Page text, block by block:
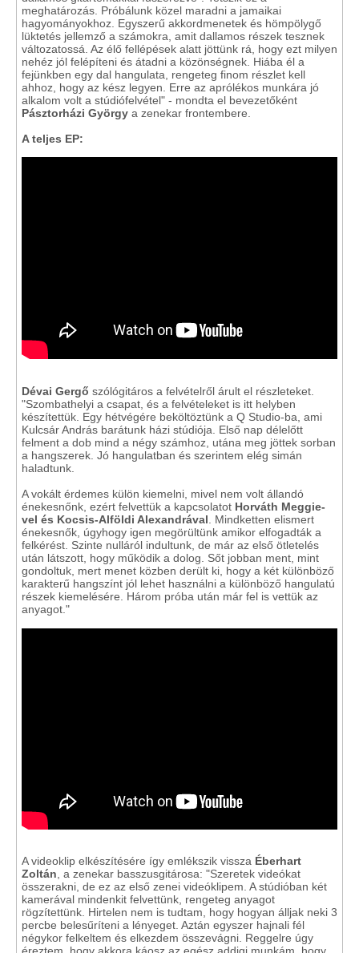
meghatározás. Próbálunk közel maradni a jamaikai
hagyományokhoz. Egyszerű akkordmenetek és hömpölygő
lüktetés jellemző a számokra, amit dallamos részek tesznek
változatossá. Az élő fellépések alatt jöttünk rá, hogy ezt milyen
nehéz jól felépíteni és átadni a közönségnek. Hiába él a
fejünkben egy dal hangulata, rengeteg finom részlet kell
ahhoz, hogy az kész legyen. Erre az aprólékos munkára jó
alkalom volt a stúdiófelvétel" - mondta el bevezetőként
Pásztorházi György a zenekar frontembere.
A teljes EP:
Dévai Gergő szólógitáros a felvételről árult el részleteket.
"Szombathelyi a csapat, és a felvételeket is itt helyben
készítettük. Egy hétvégére beköltöztünk a Q Studio-ba, ami
Kulcsár András barátunk házi stúdiója. Első nap délelőtt
felment a dob mind a négy számhoz, utána meg jöttek sorban
a hangszerek. Jó hangulatban és szerintem elég simán
haladtunk.
A vokált érdemes külön kiemelni, mivel nem volt állandó
énekesnőnk, ezért felvettük a kapcsolatot Horváth Meggie-
vel és Kocsis-Alföldi Alexandrával . Mindketten elismert
énekesnők, úgyhogy igen megörültünk amikor elfogadták a
felkérést. Szinte nulláról indultunk, de már az első ötletelés
után látszott, hogy működik a dolog. Sőt jobban ment, mint
gondoltuk, mert menet közben derült ki, hogy a két különböző
karakterű hangszínt jól lehet használni a különböző hangulatú
részek kiemelésére. Három próba után már fel is vettük az
anyagot."
A videoklip elkészítésére így emlékszik vissza Éberhart
Zoltán, a zenekar basszusgitárosa: "Szeretek videókat
összerakni, de ez az első zenei videóklipem. A stúdióban két
kamerával mindenkit felvettünk, rengeteg anyagot
rögzítettünk. Hirtelen nem is tudtam, hogy hogyan álljak neki 3
percbe belesűríteni a lényeget. Aztán egyszer hajnali fél
négykor felkeltem és elkezdem összevágni. Reggelre úgy